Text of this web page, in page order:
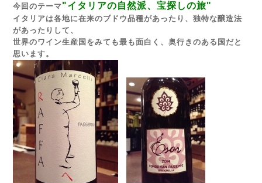
今回のテーマ"イタリアの自然派、宝探しの旅"
イタリアは各地に在来のブドウ品種があったり、独特な醸造法
があったりして、
世界のワイン生産国をみても最も面白く、奥行きのある国だと
思います。